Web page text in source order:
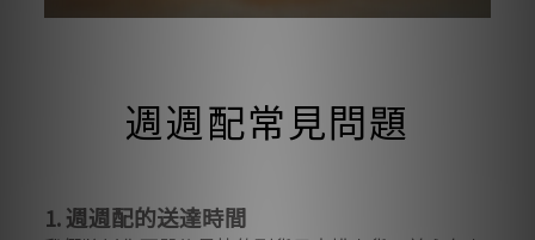
週週配常見問題
1.週週配的送達時間